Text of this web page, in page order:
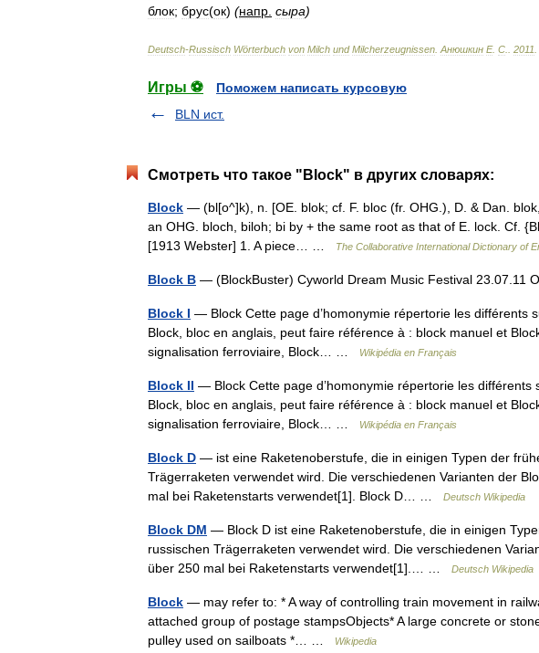
блок; брус(ок) (напр сыра)
Deutsch-Russisch Wörterbuch von Milch und Milcherzeugnissen Анюшкин Е. С 2011
Игры ⚽
Поможем написать курсовую
BLN ист.
Смотреть что такое "Block" в других словарях:
Block — (bl[o^]k), n. [OE. blok; cf. F. bloc (fr. OHG.), D. & Dan.
an OHG. bloch, biloh; bi by + the same root as that of E. lock. Cf.
[1913 Webster] 1. A piece… …
The Collaborative International Dictionary of
Block B — (BlockBuster) Cyworld Dream Music Festival
Block I — Block Cette page d’homonymie répertorie les différents
Block, bloc en anglais, peut faire référence à : block manuel et
signalisation ferroviaire, Block… …
Wikipédia en Français
Block II — Block Cette page d’homonymie répertorie les différents
Block, bloc en anglais, peut faire référence à : block manuel et
signalisation ferroviaire, Block… …
Wikipédia en Français
Block D — ist eine Raketenoberstufe, die in einigen Typen der
Trägerraketen verwendet wird. Die verschiedenen Varianten der
mal bei Raketenstarts verwendet[1]. Block D… …
Deutsch Wikipedia
Block DM — Block D ist eine Raketenoberstufe, die in einigen
russischen Trägerraketen verwendet wird. Die verschiedenen
über 250 mal bei Raketenstarts verwendet[1].… …
Deutsch Wikipedia
Block — may refer to: * A way of controlling train movement in
attached group of postage stampsObjects* A large concrete or
pulley used on sailboats *… …
Wikipedia